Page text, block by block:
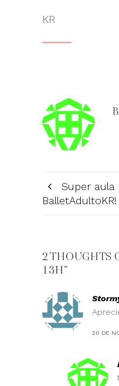
KR
Super aula
BalletAdultoKR!
2 THOUGHTS
13H”
20 DE